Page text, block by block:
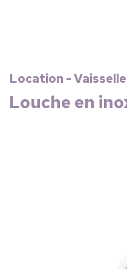
Location -
Louche en